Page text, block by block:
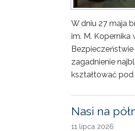
W dniu 27 maja
im. M. Kopernika
zagadnienie
kształtować
Nasi na
11 lipca 2026